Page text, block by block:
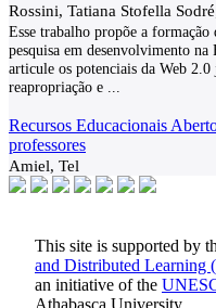
Rossini, Tatiana Stofella
Esse trabalho propõe a formação
pesquisa em desenvolvimento na
articule os potenciais da Web 2.0
reapropriação e
Recursos Educacionais
professores
Amiel, Tel
This site is supported by
and Distributed Learning
an initiative of the
Athabasca University.